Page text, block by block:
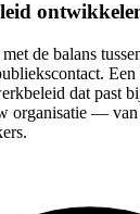
de balans
dat past
organisatie — van